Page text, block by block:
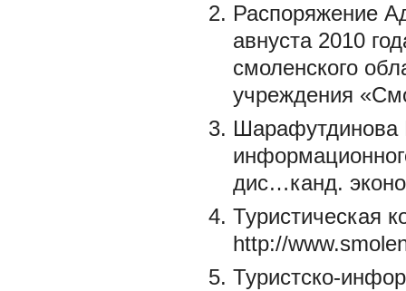
Распоряжение
авнуста 2010
смоленского
учреждения
Шарафутдинова
дис…канд.
Туристическая
http://
Туристско-